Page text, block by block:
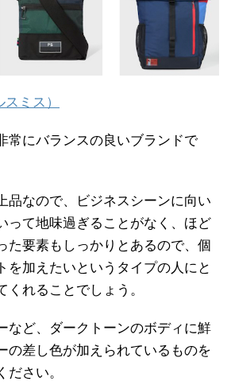
ミス）
常にバランスの良いブランドで
品なので、ビジネスシーンに向い
って地味過ぎることがなく、ほど
た要素もしっかりとあるので、個
を加えたいというタイプの人にと
くれることでしょう。
など、ダークトーンのボディに鮮
の差し色が加えられているものを
ださい。